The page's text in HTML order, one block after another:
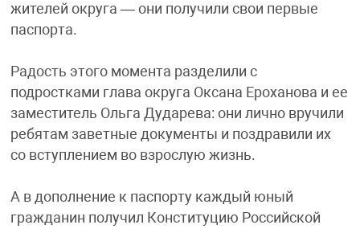
жителей округа — они получили свои первые
паспорта.
Радость этого момента разделили с
подростками глава округа Оксана Ероханова и ее
заместитель Ольга Дударева: они лично вручили
ребятам заветные документы и поздравили их
со вступлением во взрослую жизнь.
А в дополнение к паспорту каждый юный
гражданин получил Конституцию Российской